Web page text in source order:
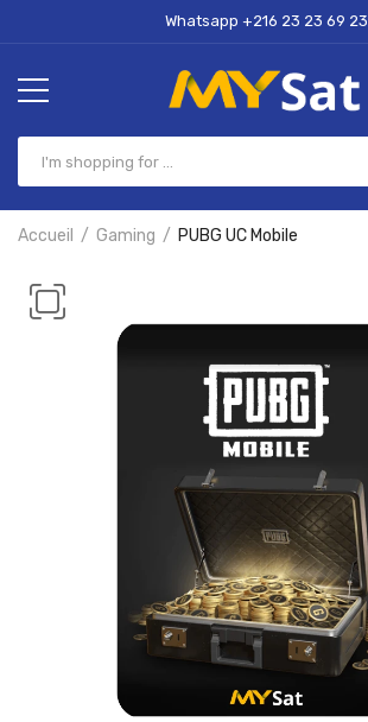
Whatsapp +216 23 23 69 23
Accueil Gaming PUBG UC Mobile